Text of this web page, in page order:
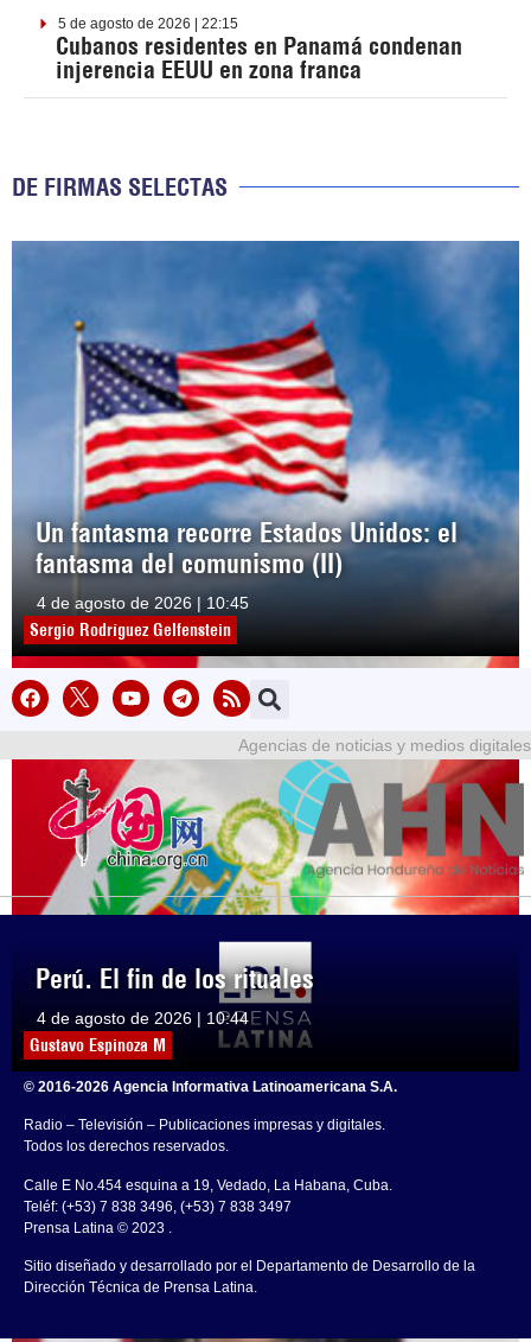
5 de agosto de 2026 | 22:15
Cubanos residentes en Panamá condenan
injerencia EEUU en zona franca
DE FIRMAS SELECTAS
Un fantasma recorre Estados Unidos: el
fantasma del comunismo (II)
4 de agosto de 2026 | 10:45
Sergio Rodríguez Gelfenstein
Perú. El fin de los rituales
4 de agosto de 2026 | 10:44
Gustavo Espinoza M
Agencias de noticias y medios digitales
© 2016-2026 Agencia Informativa Latinoamericana S.A.
Radio – Televisión – Publicaciones impresas y digitales.
Todos los derechos reservados.
Calle E No.454 esquina a 19, Vedado, La Habana, Cuba.
Teléf: (+53) 7 838 3496, (+53) 7 838 3497
Prensa Latina © 2023 .
Sitio diseñado y desarrollado por el Departamento de Desarrollo de la
Dirección Técnica de Prensa Latina.